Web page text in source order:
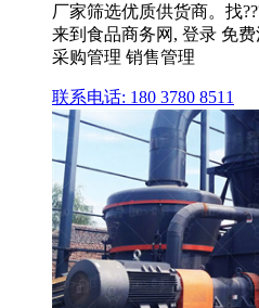
厂家筛选优质供货商。找
来到食品商务网, 登录 免
采购管理 销售管理
联系电话: 180 3780 8511